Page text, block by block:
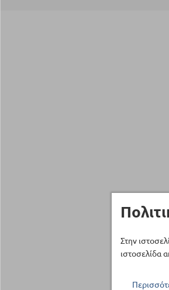
Στην
ιστοσελίδα